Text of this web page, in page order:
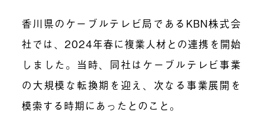
香川県のケーブルテレビ局であるKBN株式会
社では、2024年春に複業人材との連携を開始
しました。当時、同社はケーブルテレビ事業
の大規模な転換期を迎え、次なる事業展開を
模索する時期にあったとのこと。